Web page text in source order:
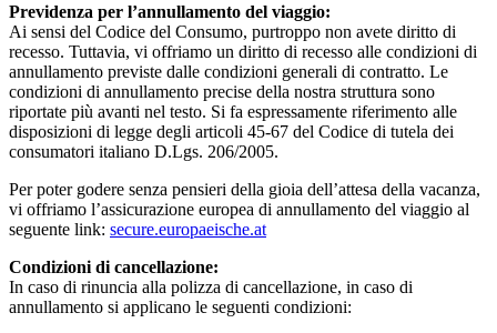
Previdenza per l’annullamento del viaggio:
Ai sensi del Codice del Consumo, purtroppo non avete diritto di
recesso. Tuttavia, vi offriamo un diritto di recesso alle condizioni di
annullamento previste dalle condizioni generali di contratto. Le
condizioni di annullamento precise della nostra struttura sono
riportate più avanti nel testo. Si fa espressamente riferimento alle
disposizioni di legge degli articoli 45-67 del Codice di tutela dei
consumatori italiano D.Lgs. 206/2005.
Per poter godere senza pensieri della gioia dell’attesa della vacanza,
vi offriamo l’assicurazione europea di annullamento del viaggio al
seguente link: secure.europaeische.at
Condizioni di cancellazione:
In caso di rinuncia alla polizza di cancellazione, in caso di
annullamento si applicano le seguenti condizioni: